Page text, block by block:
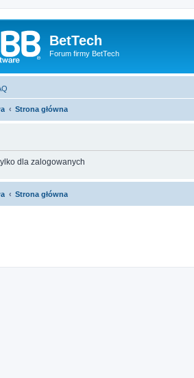
BetTech
Forum firmy BetTech
Strona główna
dla zalogowanych
Strona główna